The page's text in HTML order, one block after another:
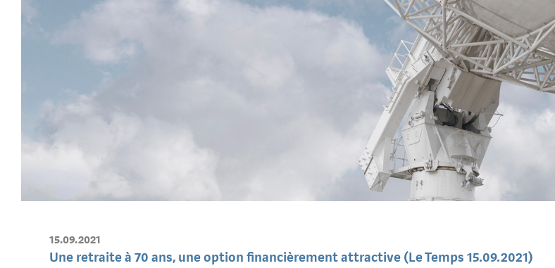
15.09.2021
Une retraite à 70 ans, une option financièrement attractive (Le Temps 15.09.2021)